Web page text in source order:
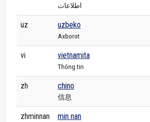
اطلاعات
uz uzbeko
Axborot
vi vietnamita
Thông tin
zh chino
信息
zhminnan min nan